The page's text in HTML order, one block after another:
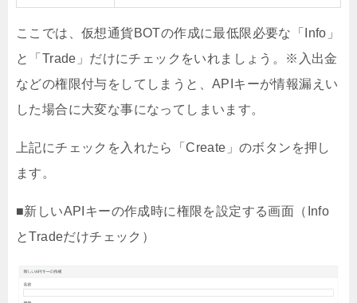
ここでは、仮想通貨BOTの作成に最低限必要な「Info」
と「Trade」だけにチェックをいれましょう。※入出金
などの権限付与をしてしまうと、APIキーが情報漏えい
した場合に大変な事になってしまいます。
上記にチェックを入れたら「Create」のボタンを押し
ます。
■新しいAPIキーの作成時に権限を設定する画面（Info
とTradeだけチェック）